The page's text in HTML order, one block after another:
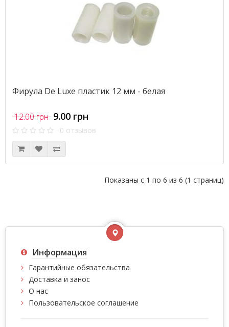
Фирула De Luxe пластик 12 мм - белая
12.00 грн 9.00 грн
0 отзывов
Показаны с 1 по 6 из 6 (1 страниц)
Информация
Гарантийные обязательства
Доставка и занос
О нас
Пользовательское соглашение